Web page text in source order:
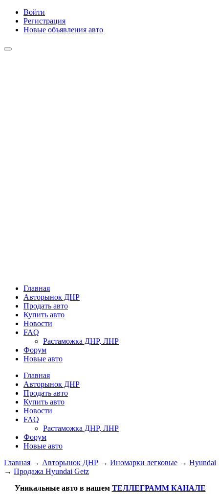
Войти
Регистрация
Новые объявления авто
Главная
Авторынок ДНР
Продать авто
Купить авто
Новости
FAQ
Растаможка ДНР, ЛНР
Форум
Новые авто
Главная
Авторынок ДНР
Продать авто
Купить авто
Новости
FAQ
Растаможка ДНР, ЛНР
Форум
Новые авто
Главная → Авторынок ДНР → Иномарки легковые → Hyundai
→ Продажа Hyundai Getz
Уникальные авто в нашем ТЕЛЛЕГРАММ КАНАЛЕ